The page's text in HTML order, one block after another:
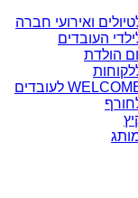
ואירועי חברה
העובדים
הולדת